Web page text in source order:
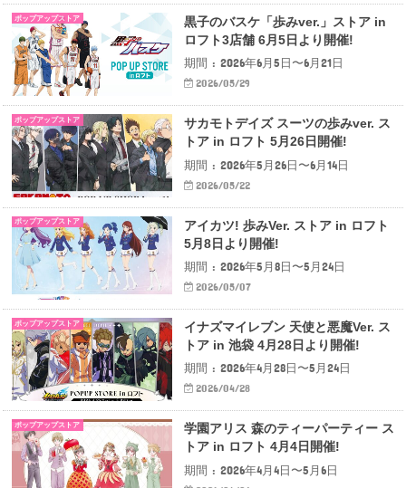
ポップアップストア
黒子のバスケ「歩みver.」ストア in
ロフト3店舗 6月5日より開催!
期間 : 2026年6月5日〜6月21日
2026/05/29
ポップアップストア
サカモトデイズ スーツの歩みver. ス
トア in ロフト 5月26日開催!
期間 : 2026年5月26日〜6月14日
2026/05/22
ポップアップストア
アイカツ! 歩みVer. ストア in ロフト
5月8日より開催!
期間 : 2026年5月8日〜5月24日
2026/05/07
ポップアップストア
イナズマイレブン 天使と悪魔Ver. ス
トア in 池袋 4月28日より開催!
期間 : 2026年4月28日〜5月24日
2026/04/28
ポップアップストア
学園アリス 森のティーパーティー ス
トア in ロフト 4月4日開催!
期間 : 2026年4月4日〜5月6日